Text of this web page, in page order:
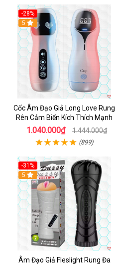
-28%
5
Cốc Âm Đạo Giả Long Love Rung
Rên Cảm Biến Kích Thích Mạnh
1.040.000₫ 1.444.000₫
(899)
-31%
5
Âm Đạo Giả Fleslight Rung Đa